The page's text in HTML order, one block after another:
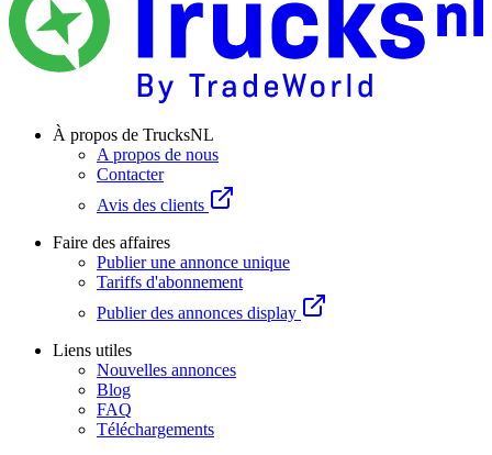
À propos de TrucksNL
A propos de nous
Contacter
Avis des clients
Faire des affaires
Publier une annonce unique
Tariffs d'abonnement
Publier des annonces display
Liens utiles
Nouvelles annonces
Blog
FAQ
Téléchargements